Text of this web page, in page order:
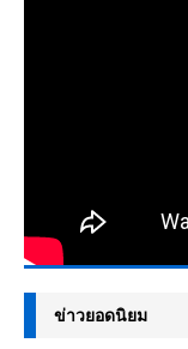
ข่าวยอดนิยม